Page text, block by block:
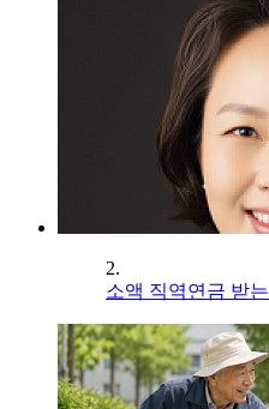
2.
소액 직역연금 받